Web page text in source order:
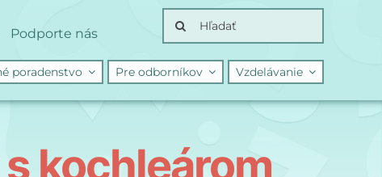
Podporte nás
Search
for:
poradenstvo Pre odborníkov Vzdelávanie
kochleárom